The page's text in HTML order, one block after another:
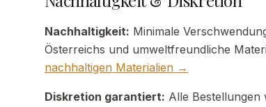
Nachhaltigkeit: Minimale
Österreichs und umweltfreundliche
nachhaltigen Materialien →
Diskretion garantiert: Alle Bestellungen